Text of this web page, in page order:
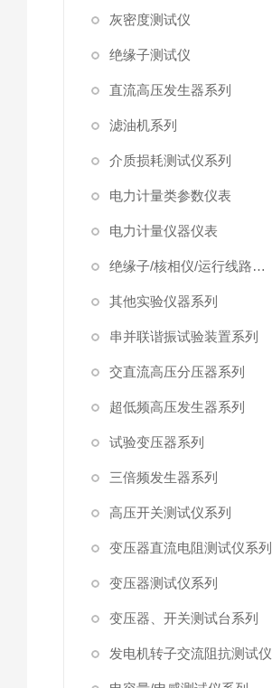
灰密度测试仪
绝缘子测试仪
直流高压发生器系列
滤油机系列
介质损耗测试仪系列
电力计量类参数仪表
电力计量仪器仪表
绝缘子/核相仪/运行线路试验仪器
其他实验仪器系列
串并联谐振试验装置系列
交直流高压分压器系列
超低频高压发生器系列
试验变压器系列
三倍频发生器系列
高压开关测试仪系列
变压器直流电阻测试仪系列
变压器测试仪系列
变压器、开关测试台系列
发电机转子交流阻抗测试仪